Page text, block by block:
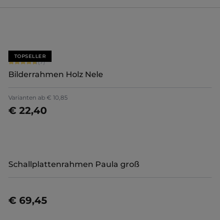
TOPSELLER
Durchschnittliche Bewertung von 4.71 von 5 Sternen
(7)
Bilderrahmen Holz Nele
Varianten ab€ 10,85
€ 22,40
Jetzt konfigurieren
Schallplattenrahmen Paula groß
€ 69,45
Details